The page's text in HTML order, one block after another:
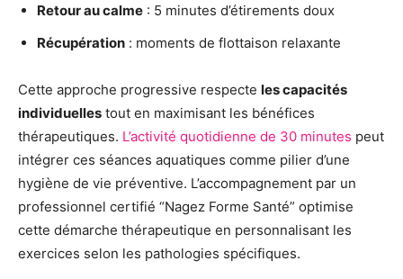
Retour au calme : 5 minutes d’étirements doux
Récupération : moments de flottaison relaxante
Cette approche progressive respecte les capacités
individuelles tout en maximisant les bénéfices
thérapeutiques. L’activité quotidienne de 30 minutes peut
intégrer ces séances aquatiques comme pilier d’une
hygiène de vie préventive. L’accompagnement par un
professionnel certifié “Nagez Forme Santé” optimise
cette démarche thérapeutique en personnalisant les
exercices selon les pathologies spécifiques.